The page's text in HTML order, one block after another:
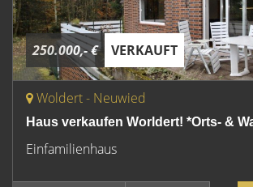
250.000,- € VERKAUFT
Woldert - Neuwied
Haus verkaufen Worldert! *Orts- &
Einfamilienhaus